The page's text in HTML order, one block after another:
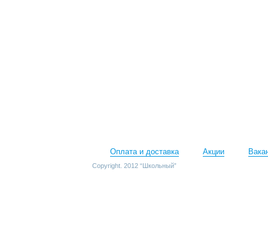
Оплата и доставка Акции
Copyright. 2012 “Школьный”